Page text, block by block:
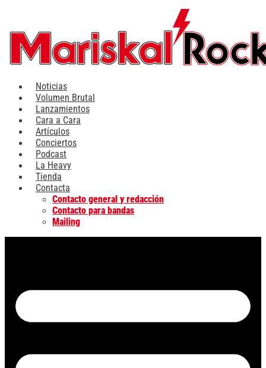
contenido
Noticias
Volumen Brutal
Lanzamientos
Cara a Cara
Artículos
Conciertos
Podcast
La Heavy
Tienda
Contacta
Contacto general y redacción
Contacto para bandas
Mailing